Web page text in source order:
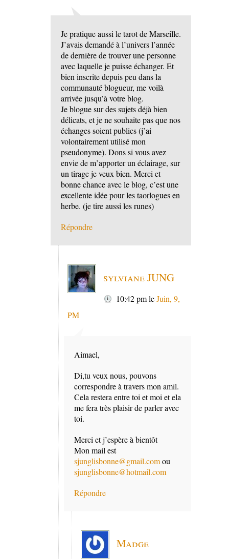
Je pratique aussi le tarot de Marseille.
J’avais demandé à l’univers l’année
de dernière de trouver une personne
avec laquelle je puisse échanger. Et
bien inscrite depuis peu dans la
communauté blogueur, me voilà
arrivée jusqu’à votre blog.
Je blogue sur des sujets déjà bien
délicats, et je ne souhaite pas que nos
échanges soient publics (j’ai
volontairement utilisé mon
pseudonyme). Dons si vous avez
envie de m’apporter un éclairage, sur
un tirage je veux bien. Merci et
bonne chance avec le blog, c’est une
excellente idée pour les taorlogues en
herbe. (je tire aussi les runes)
Répondre
sylviane JUNG
10:42 pmleJuin, 9,
PM
Aimael,
Di,tu veux nous, pouvons
correspondre à travers mon amil.
Cela restera entre toi et moi et ela
me fera très plaisir de parler avec
toi.
Merci et j’espère à bientôt
Mon mail est
sjunglisbonne@gmail.comou
sjunglisbonne@hotmail.com
Répondre
Madge